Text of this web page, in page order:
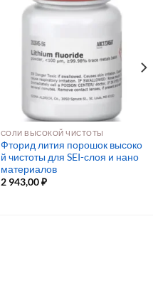
СОЛИ ВЫСОКОЙ ЧИСТОТЫ
Фторид лития порошок высоко
й чистоты для SEI-слоя и нано
материалов
2 943,00₽